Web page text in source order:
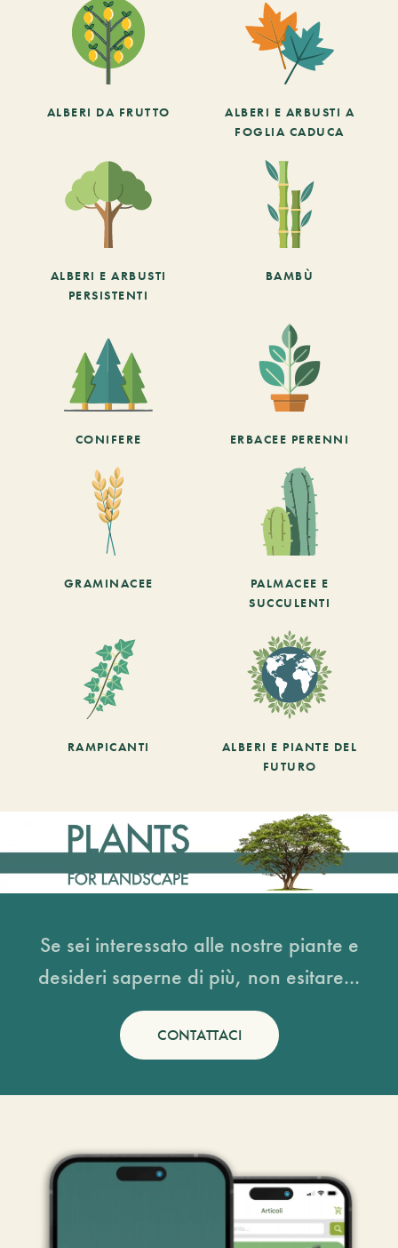
ALBERI DA FRUTTO
ALBERI E ARBUSTI A
FOGLIA CADUCA
ALBERI E ARBUSTI
PERSISTENTI
BAMBÙ
CONIFERE ERBACEE PERENNI
GRAMINACEE
PALMACEE E
SUCCULENTI
RAMPICANTI
ALBERI E PIANTE DEL
FUTURO
Se sei interessato alle nostre piante e
desideri saperne di più, non esitare...
CONTATTACI